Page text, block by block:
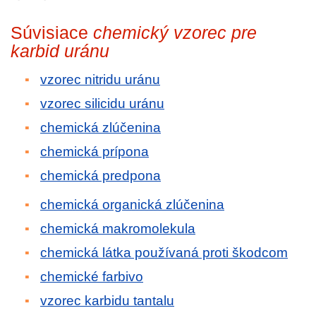
Súvisiace chemický vzorec pre
karbid uránu
vzorec nitridu uránu
vzorec silicidu uránu
chemická zlúčenina
chemická prípona
chemická predpona
chemická organická zlúčenina
chemická makromolekula
chemická látka používaná proti škodcom
chemické farbivo
vzorec karbidu tantalu